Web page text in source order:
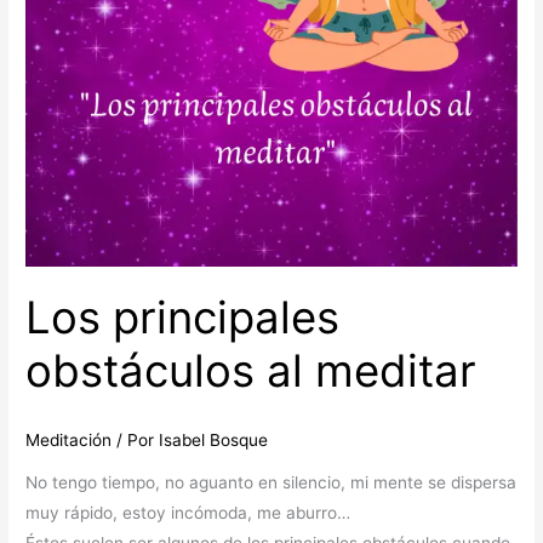
Los principales
obstáculos al meditar
Meditación / Por Isabel Bosque
No tengo tiempo, no aguanto en silencio, mi mente se dispersa
muy rápido, estoy incómoda, me aburro…